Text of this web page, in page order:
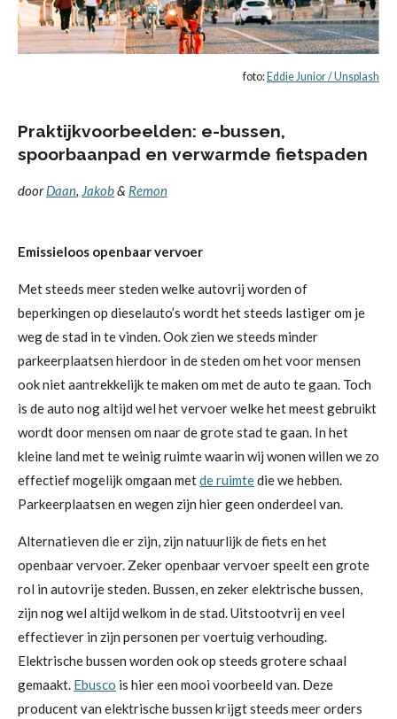
foto: Eddie Junior / Unsplash
Praktijkvoorbeelden: e-bussen,
spoorbaanpad en verwarmde fietspaden
doorDaan, Jakob& Remon
Emissieloos openbaar vervoer
Met steeds meer steden welke autovrij worden of
beperkingen op dieselauto’s wordt het steeds lastiger om je
weg de stad in te vinden. Ook zien we steeds minder
parkeerplaatsen hierdoor in de steden om het voor mensen
ook niet aantrekkelijk te maken om met de auto te gaan. Toch
is de auto nog altijd wel het vervoer welke het meest gebruikt
wordt door mensen om naar de grote stad te gaan. In het
kleine land met te weinig ruimte waarin wij wonen willen we zo
effectief mogelijk omgaan metde ruimtedie we hebben.
Parkeerplaatsen en wegen zijn hier geen onderdeel van.
Alternatieven die er zijn, zijn natuurlijk de fiets en het
openbaar vervoer. Zeker openbaar vervoer speelt een grote
rol in autovrije steden. Bussen, en zeker elektrische bussen,
zijn nog wel altijd welkom in de stad. Uitstootvrij en veel
effectiever in zijn personen per voertuig verhouding.
Elektrische bussen worden ook op steeds grotere schaal
gemaakt. Ebusco is hier een mooi voorbeeld van. Deze
producent van elektrische bussen krijgt steeds meer orders